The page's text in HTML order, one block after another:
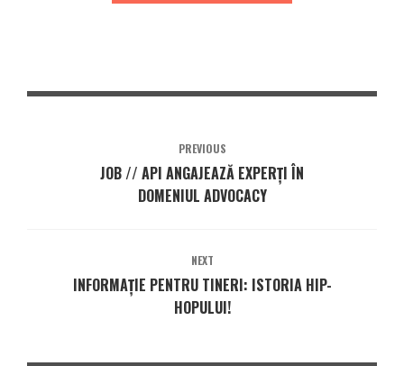
PREVIOUS
JOB // API ANGAJEAZĂ EXPERŢI ÎN
DOMENIUL ADVOCACY
NEXT
INFORMAŢIE PENTRU TINERI: ISTORIA HIP-
HOPULUI!